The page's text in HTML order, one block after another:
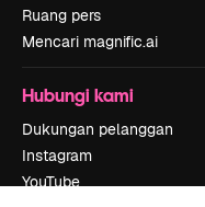
Ruang pers
Mencari magnific.ai
Hubungi kami
Dukungan pelanggan
Instagram
YouTube